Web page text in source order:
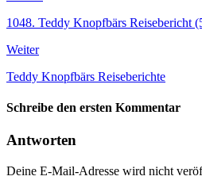
1048. Teddy Knopfbärs Reisebericht
Weiter
Teddy Knopfbärs Reiseberichte
Schreibe den ersten Kommentar
Antworten
Deine E-Mail-Adresse wird nicht